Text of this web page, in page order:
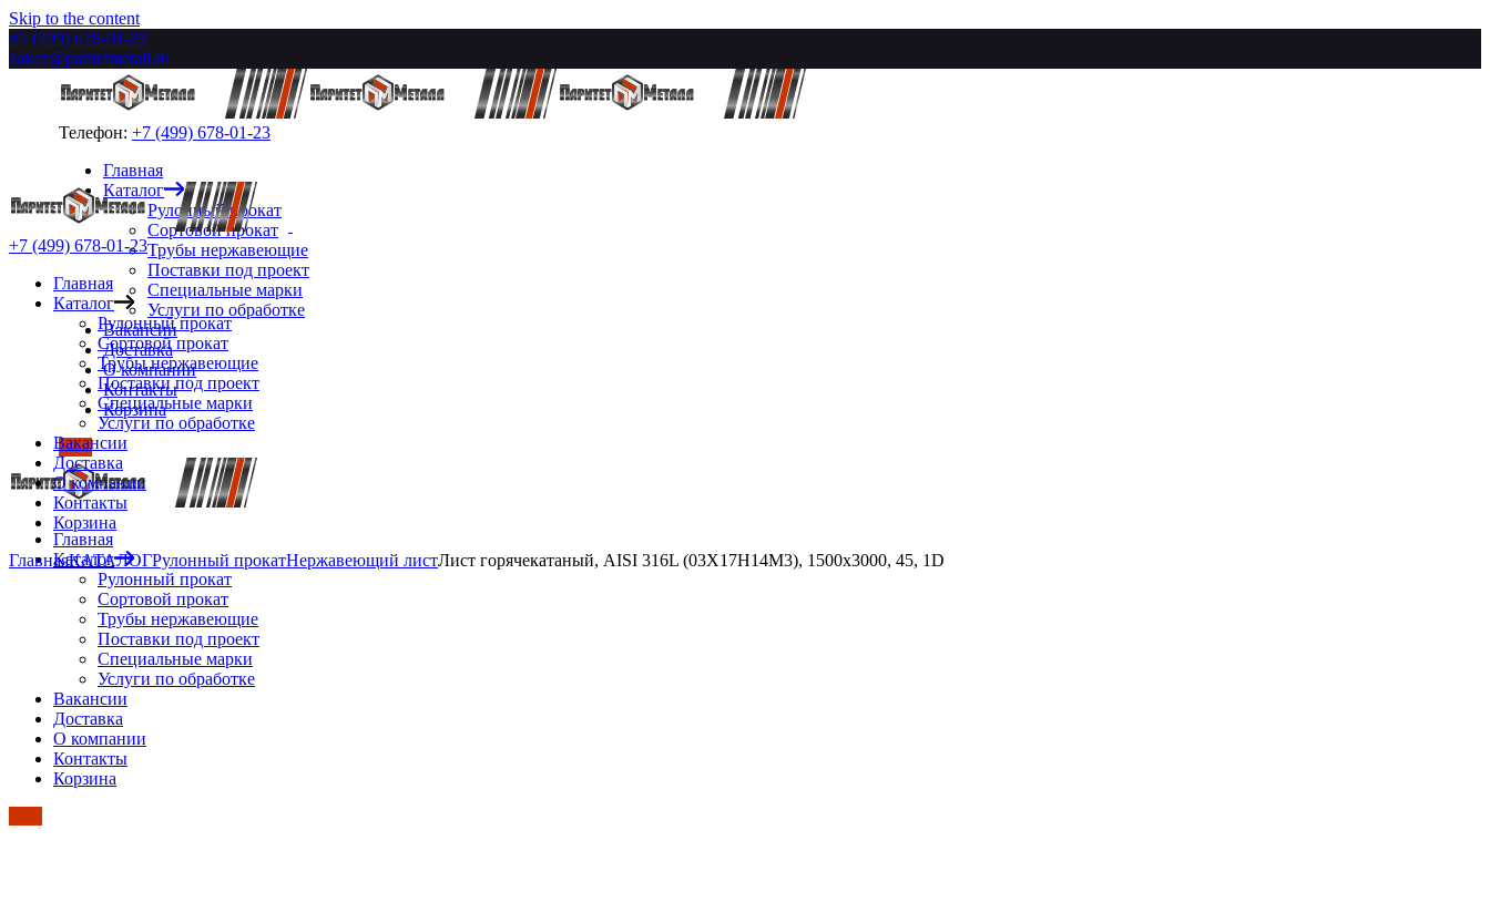
Skip to the content
+7 (499) 678-01-23
zakaz@paritetmetall.ru
Телефон: +7 (499) 678-01-23
Главная
Каталог
Рулонный прокат
Сортовой прокат
Трубы нержавеющие
Поставки под проект
Специальные марки
Услуги по обработке
Вакансии
Доставка
О компании
Контакты
Корзина
Главная
Каталог
Рулонный прокат
Сортовой прокат
Трубы нержавеющие
Поставки под проект
Специальные марки
Услуги по обработке
Вакансии
Доставка
О компании
Контакты
Корзина
+7 (499) 678-01-23
Главная
Каталог
Рулонный прокат
Сортовой прокат
Трубы нержавеющие
Поставки под проект
Специальные марки
Услуги по обработке
Вакансии
Доставка
О компании
Контакты
Корзина
ГлавнаяКАТАЛОГРулонный прокатНержавеющий листЛист горячекатаный, AISI 316L (03Х17Н14М3), 1500х3000, 45, 1D